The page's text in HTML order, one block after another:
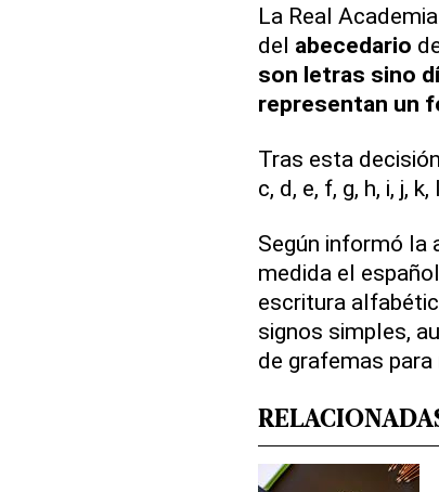
La Real
del abecedario
son letras sino
representan un
Tras esta
c, d, e, f, g, h, i, j,
Según informó la
medida el
escritura
signos simples,
de grafemas